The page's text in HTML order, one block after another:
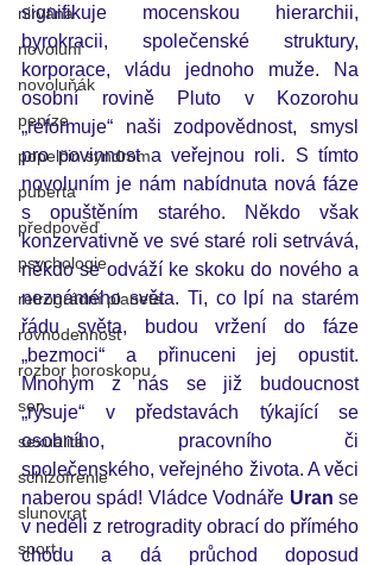
nirvána
novoluní
novoluňák
peníze
popelčin syndrom
puberta
předpověď
psychologie
retrográdní planeta
rovnodennost
rozbor horoskopu
sen
sexualita
schizofrenie
slunovrat
sport
signifikuje mocenskou hierarchii,
byrokracii, společenské struktury,
korporace, vládu jednoho muže. Na
osobní rovině Pluto v Kozorohu
„reformuje“ naši zodpovědnost, smysl
pro povinnost a veřejnou roli. S tímto
novoluním je nám nabídnuta nová fáze
s opuštěním starého. Někdo však
konzervativně ve své staré roli setrvává,
někdo se odváží ke skoku do nového a
neznámého světa. Ti, co lpí na starém
řádu světa, budou vržení do fáze
„bezmoci“ a přinuceni jej opustit.
Mnohým z nás se již budoucnost
„rýsuje“ v představách týkající se
osobního, pracovního či
společenského, veřejného života. A věci
naberou spád! Vládce Vodnáře Uran se
v neděli z retrogradity obrací do přímého
chodu a dá průchod doposud